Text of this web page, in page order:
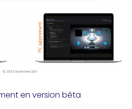
en version bêta